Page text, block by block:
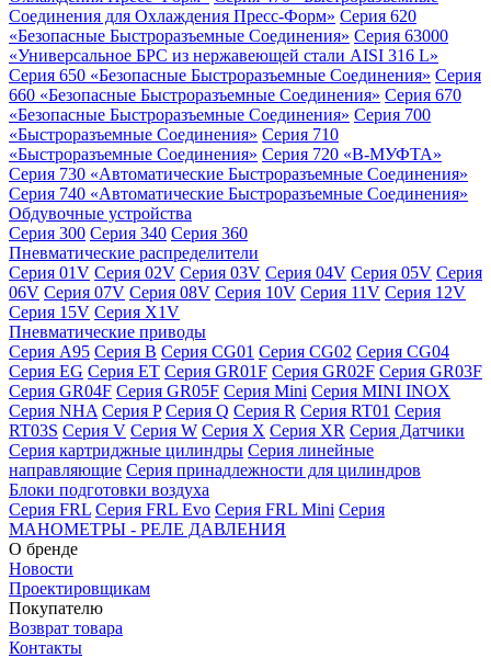
Соединения для Охлаждения Пресс-Форм» Серия 620
«Безопасные Быстроразъемные Соединения» Серия 63000
«Универсальное БРС из нержавеющей стали AISI 316 L»
Серия 650 «Безопасные Быстроразъемные Соединения» Серия
660 «Безопасные Быстроразъемные Соединения» Серия 670
«Безопасные Быстроразъемные Соединения» Серия 700
«Быстроразъемные Соединения» Серия 710
«Быстроразъемные Соединения» Серия 720 «B-МУФТА»
Серия 730 «Автоматические Быстроразъемные Соединения»
Серия 740 «Автоматические Быстроразъемные Соединения»
Обдувочные устройства
Серия 300 Серия 340 Серия 360
Пневматические распределители
Серия 01V Серия 02V Серия 03V Серия 04V Серия 05V Серия
06V Серия 07V Серия 08V Серия 10V Серия 11V Серия 12V
Серия 15V Серия X1V
Пневматические приводы
Серия A95 Серия B Серия CG01 Серия CG02 Серия CG04
Серия EG Серия ET Серия GR01F Серия GR02F Серия GR03F
Серия GR04F Серия GR05F Серия Mini Серия MINI INOX
Серия NHA Серия P Серия Q Серия R Серия RT01 Серия
RT03S Серия V Серия W Серия X Серия XR Серия Датчики
Серия картриджные цилиндры Серия линейные
направляющие Серия принадлежности для цилиндров
Блоки подготовки воздуха
Серия FRL Серия FRL Evo Серия FRL Mini Серия
МАНОМЕТРЫ - РЕЛЕ ДАВЛЕНИЯ
О бренде
Новости
Проектировщикам
Покупателю
Возврат товара
Контакты